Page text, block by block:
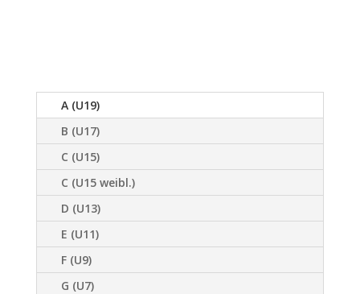
A (U19)
B (U17)
C (U15)
C (U15 weibl.)
D (U13)
E (U11)
F (U9)
G (U7)